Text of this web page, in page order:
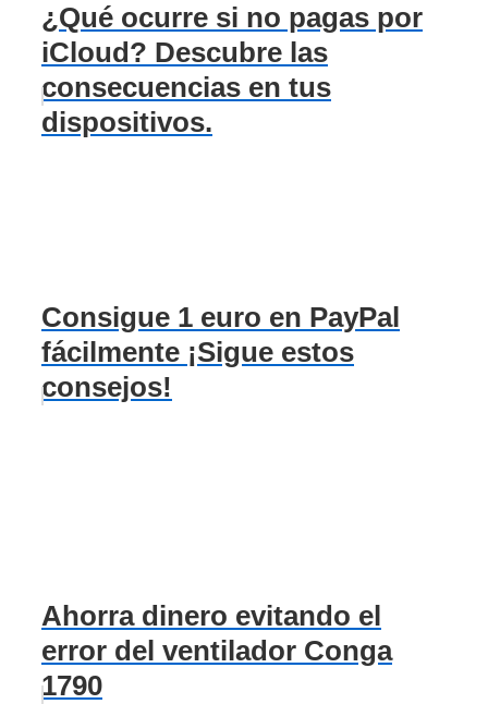
¿Qué ocurre si no pagas por
iCloud? Descubre las
consecuencias en tus
dispositivos.
Consigue 1 euro en PayPal
fácilmente ¡Sigue estos
consejos!
Ahorra dinero evitando el
error del ventilador Conga
1790